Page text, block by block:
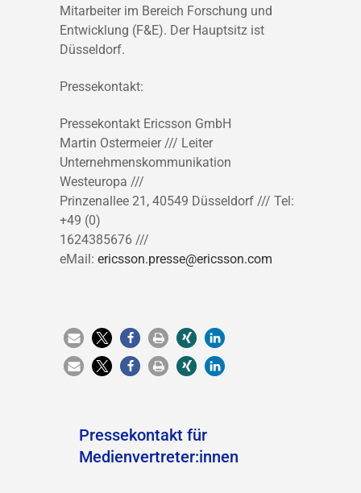
Mitarbeiter im Bereich Forschung und
Entwicklung (F&E). Der Hauptsitz ist
Düsseldorf.
Pressekontakt:
Pressekontakt Ericsson GmbH
Martin Ostermeier /// Leiter
Unternehmenskommunikation
Westeuropa ///
Prinzenallee 21, 40549 Düsseldorf /// Tel:
+49 (0)
1624385676 ///
eMail: ericsson.presse@ericsson.com
Pressekontakt für
Medienvertreter:innen